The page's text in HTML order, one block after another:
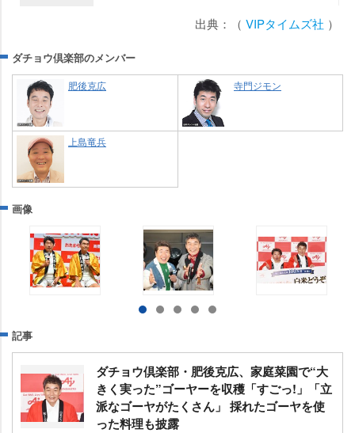
出典：（ VIPタイムズ社 ）
ダチョウ倶楽部のメンバー
肥後克広 寺門ジモン
上島竜兵
画像
記事
ダチョウ倶楽部・肥後克広、家庭菜園で“大
きく実った”ゴーヤーを収穫「すごっ!」「立
派なゴーヤがたくさん」 採れたゴーヤを使
った料理も披露